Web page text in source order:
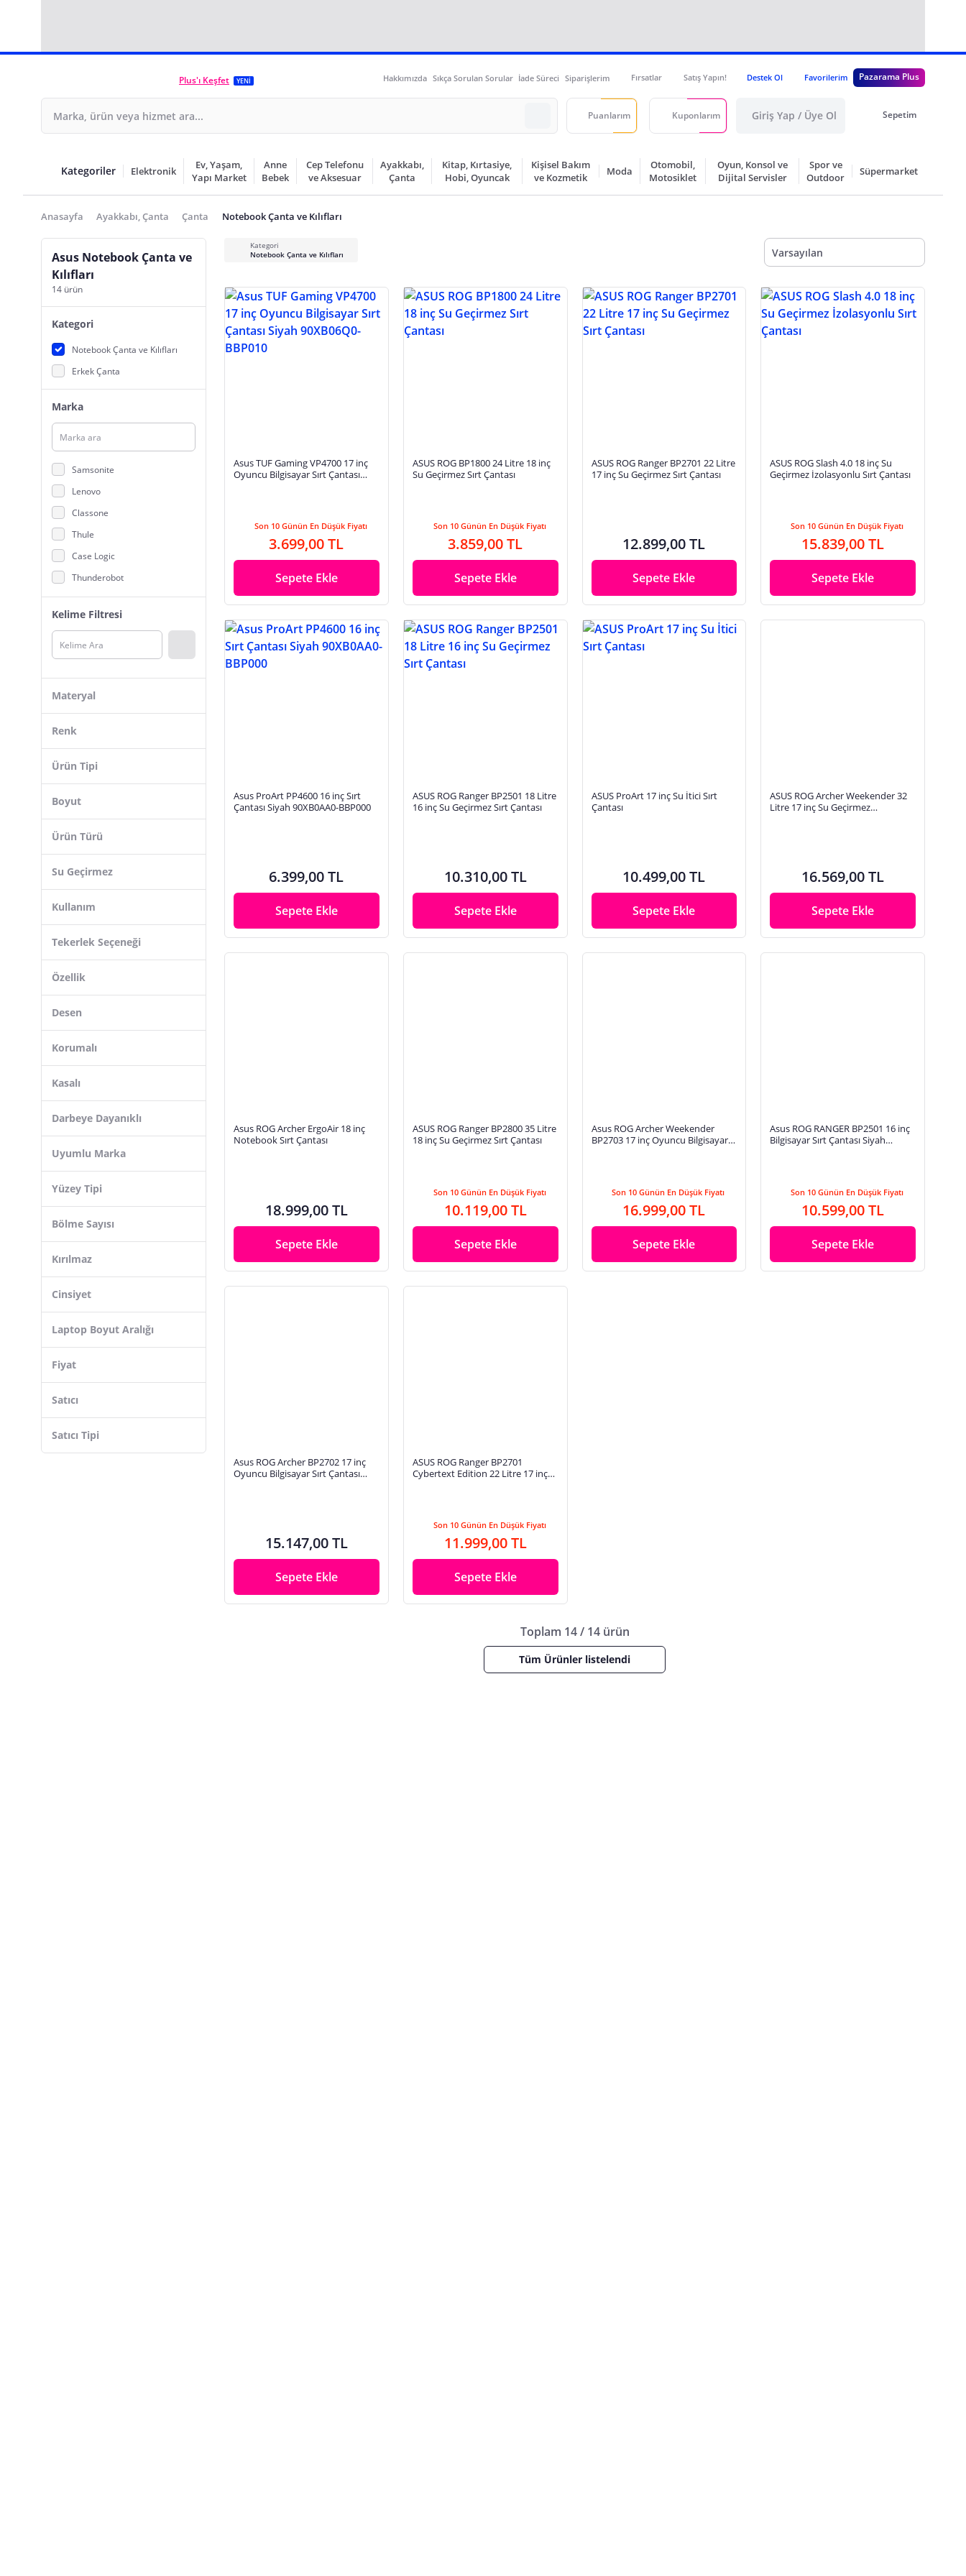
Plus'ı Keşfet YENİ Hakkımızda Sıkça Sorulan Sorular İade Süreci Siparişlerim Fırsatlar Satış Yapın! Destek Ol Favorilerim Pazarama Plus
Puanlarım Kuponlarım Giriş Yap / Üye Ol Sepetim
Kategoriler Elektronik
Ev, Yaşam,
Yapı Market
Anne
Bebek
Cep Telefonu
ve Aksesuar
Ayakkabı,
Çanta
Kitap, Kırtasiye,
Hobi, Oyuncak
Kişisel Bakım
ve Kozmetik
Moda
Otomobil,
Motosiklet
Oyun, Konsol ve
Dijital Servisler
Spor ve
Outdoor
Süpermarket
Anasayfa Ayakkabı, Çanta Çanta Notebook Çanta ve Kılıfları
Asus Notebook Çanta ve
Kılıfları
14 ürün
Kategori
Notebook Çanta ve Kılıfları
Erkek Çanta
Marka
Samsonite
Lenovo
Classone
Thule
Case Logic
Thunderobot
Logitech
Dell
Tomtoc
nonni
UnDePlus
Guess
Techmaster
Targus
Tommy Hilfiger
Kelime Filtresi
Materyal
Renk
Ürün Tipi
Boyut
Ürün Türü
Su Geçirmez
Kullanım
Tekerlek Seçeneği
Özellik
Desen
Korumalı
Kasalı
Darbeye Dayanıklı
Uyumlu Marka
Yüzey Tipi
Bölme Sayısı
Kırılmaz
Cinsiyet
Laptop Boyut Aralığı
Fiyat
Satıcı
Satıcı Tipi
Kategori
Notebook Çanta ve Kılıfları
Varsayılan
Asus TUF Gaming VP4700 17 inç
Oyuncu Bilgisayar Sırt Çantası
Son 10 Günün En Düşük Fiyatı
3.699,00 TL
Sepete Ekle
ASUS ROG BP1800 24 Litre 18 inç
Su Geçirmez Sırt Çantası
Son 10 Günün En Düşük Fiyatı
3.859,00 TL
Sepete Ekle
ASUS ROG Ranger BP2701 22 Litre
17 inç Su Geçirmez Sırt Çantası
12.899,00 TL
Sepete Ekle
ASUS ROG Slash 4.0 18 inç Su
Geçirmez İzolasyonlu Sırt Çantası
Son 10 Günün En Düşük Fiyatı
15.839,00 TL
Sepete Ekle
Asus ProArt PP4600 16 inç Sırt
Çantası Siyah 90XB0AA0-BBP000
6.399,00 TL
Sepete Ekle
ASUS ROG Ranger BP2501 18 Litre
16 inç Su Geçirmez Sırt Çantası
10.310,00 TL
Sepete Ekle
ASUS ProArt 17 inç Su İtici Sırt
Çantası
10.499,00 TL
Sepete Ekle
ASUS ROG Archer Weekender 32
Litre 17 inç Su Geçirmez
16.569,00 TL
Sepete Ekle
Asus ROG Archer ErgoAir 18 inç
Notebook Sırt Çantası
18.999,00 TL
Sepete Ekle
ASUS ROG Ranger BP2800 35 Litre
18 inç Su Geçirmez Sırt Çantası
Son 10 Günün En Düşük Fiyatı
10.119,00 TL
Sepete Ekle
Asus ROG Archer Weekender
BP2703 17 inç Oyuncu Bilgisayar
Son 10 Günün En Düşük Fiyatı
16.999,00 TL
Sepete Ekle
Asus ROG RANGER BP2501 16 inç
Bilgisayar Sırt Çantası Siyah
Son 10 Günün En Düşük Fiyatı
10.599,00 TL
Sepete Ekle
Asus ROG Archer BP2702 17 inç
Oyuncu Bilgisayar Sırt Çantası
15.147,00 TL
Sepete Ekle
ASUS ROG Ranger BP2701
Cybertext Edition 22 Litre 17 inç
Son 10 Günün En Düşük Fiyatı
11.999,00 TL
Sepete Ekle
Toplam 14 / 14 ürün
Tüm Ürünler listelendi